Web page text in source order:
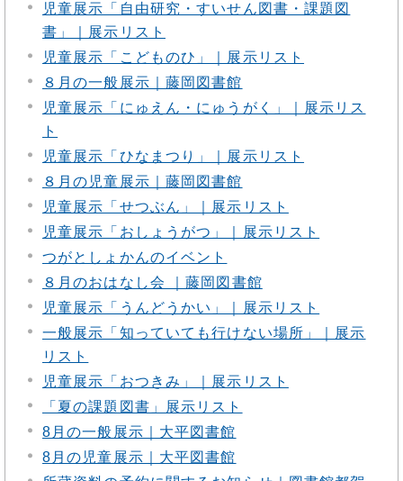
児童展示「自由研究・すいせん図書・課題図
書」｜展示リスト
児童展示「こどものひ」｜展示リスト
８月の一般展示｜藤岡図書館
児童展示「にゅえん・にゅうがく」｜展示リス
ト
児童展示「ひなまつり」｜展示リスト
８月の児童展示｜藤岡図書館
児童展示「せつぶん」｜展示リスト
児童展示「おしょうがつ」｜展示リスト
つがとしょかんのイベント
８月のおはなし会 ｜藤岡図書館
児童展示「うんどうかい」｜展示リスト
一般展示「知っていても行けない場所」｜展示
リスト
児童展示「おつきみ」｜展示リスト
「夏の課題図書」展示リスト
8月の一般展示｜大平図書館
8月の児童展示｜大平図書館